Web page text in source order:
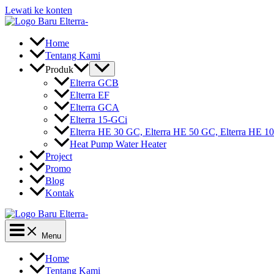
Lewati ke konten
Home
Tentang Kami
Produk
Elterra GCB
Elterra EF
Elterra GCA
Elterra 15-GCi
Elterra HE 30 GC, Elterra HE 50 GC, Elterra HE
Heat Pump Water Heater
Project
Promo
Blog
Kontak
Menu
Home
Tentang Kami